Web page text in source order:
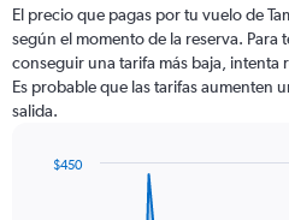
El precio que pagas por tu vuelo de
según el momento de la reserva. Para
conseguir una tarifa más baja, intenta
Es probable que las tarifas aumenten
salida.
$450